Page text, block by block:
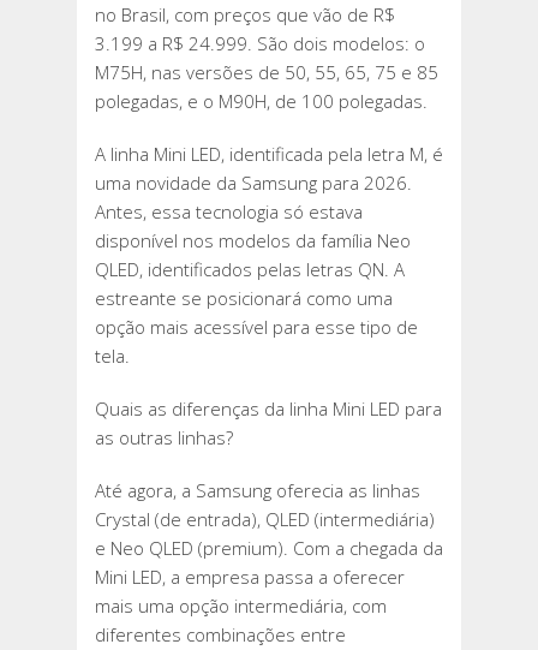
no Brasil, com preços que vão de R$
3.199 a R$ 24.999. São dois modelos: o
M75H, nas versões de 50, 55, 65, 75 e 85
polegadas, e o M90H, de 100 polegadas.
A linha Mini LED, identificada pela letra M, é
uma novidade da Samsung para 2026.
Antes, essa tecnologia só estava
disponível nos modelos da família Neo
QLED, identificados pelas letras QN. A
estreante se posicionará como uma
opção mais acessível para esse tipo de
tela.
Quais as diferenças da linha Mini LED para
as outras linhas?
Até agora, a Samsung oferecia as linhas
Crystal (de entrada), QLED (intermediária)
e Neo QLED (premium). Com a chegada da
Mini LED, a empresa passa a oferecer
mais uma opção intermediária, com
diferentes combinações entre